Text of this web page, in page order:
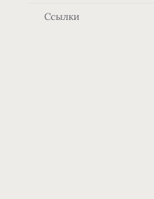
Ссылки